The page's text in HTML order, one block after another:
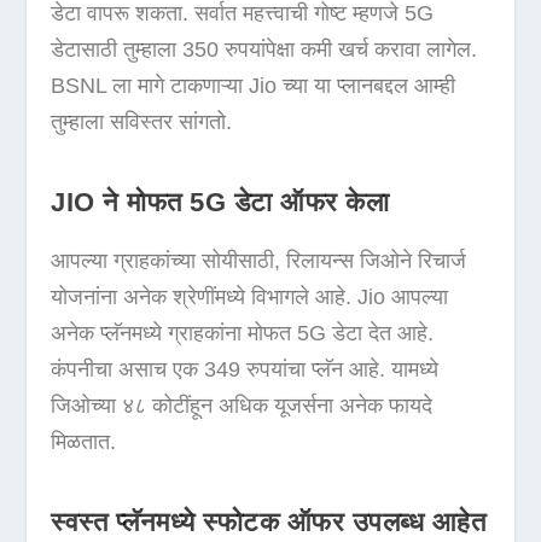
डेटा वापरू शकता. सर्वात महत्त्वाची गोष्ट म्हणजे 5G
डेटासाठी तुम्हाला 350 रुपयांपेक्षा कमी खर्च करावा लागेल.
BSNL ला मागे टाकणाऱ्या Jio च्या या प्लानबद्दल आम्ही
तुम्हाला सविस्तर सांगतो.
JIO ने मोफत 5G डेटा ऑफर केला
आपल्या ग्राहकांच्या सोयीसाठी, रिलायन्स जिओने रिचार्ज
योजनांना अनेक श्रेणींमध्ये विभागले आहे. Jio आपल्या
अनेक प्लॅनमध्ये ग्राहकांना मोफत 5G डेटा देत आहे.
कंपनीचा असाच एक 349 रुपयांचा प्लॅन आहे. यामध्ये
जिओच्या ४८ कोटींहून अधिक यूजर्सना अनेक फायदे
मिळतात.
स्वस्त प्लॅनमध्ये स्फोटक ऑफर उपलब्ध आहेत